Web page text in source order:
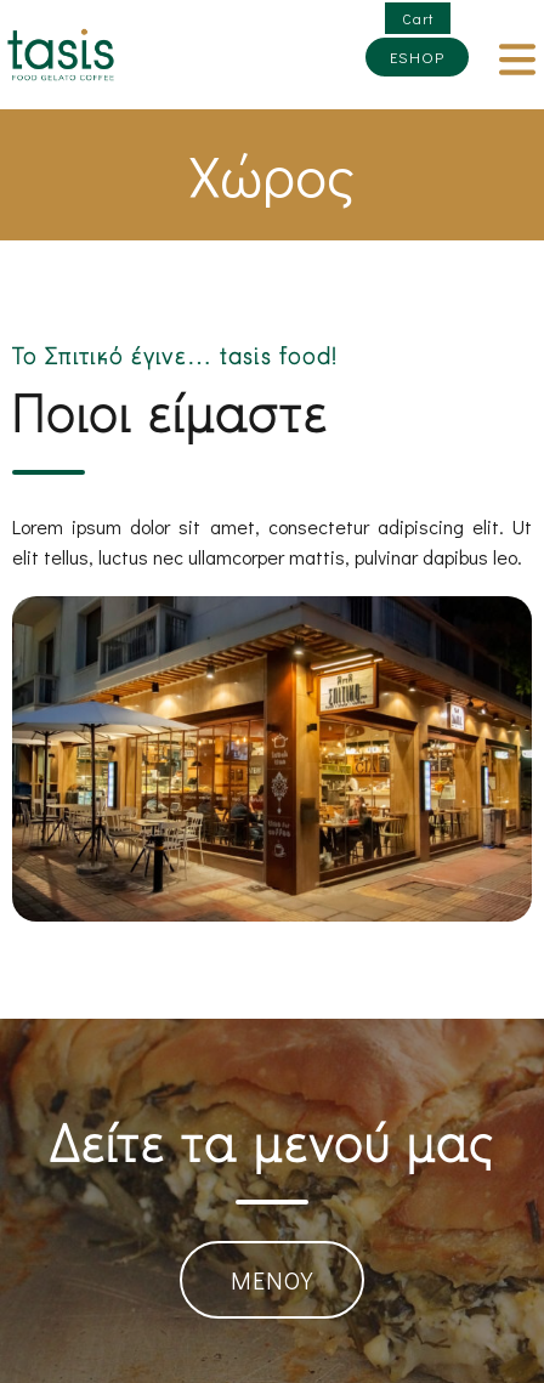
ESHOP
Cart
Χώρος
Το Σπιτικό έγινε… tasis food!
Ποιοι είμαστε
Lorem ipsum dolor sit amet, consectetur adipiscing elit. Ut
elit tellus, luctus nec ullamcorper mattis, pulvinar dapibus leo.
Δείτε τα μενού μας
ΜΕΝΟΥ